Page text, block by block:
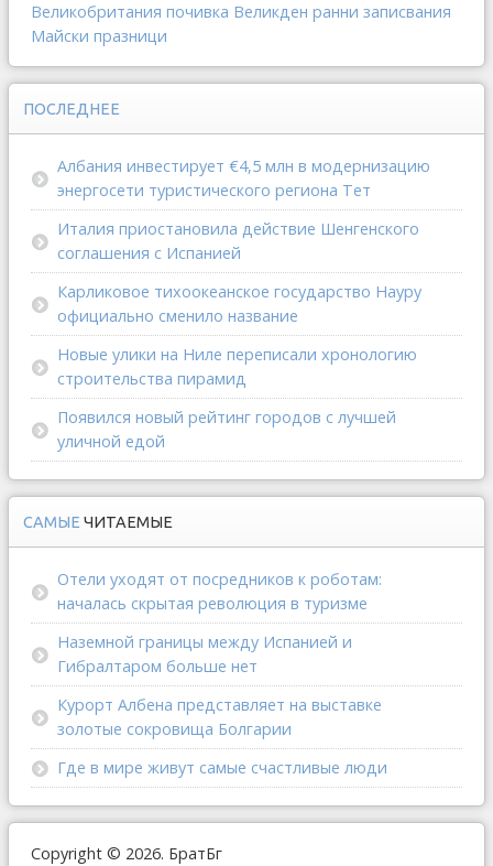
Великобритания почивка Великден ранни записвания
Майски празници
ПОСЛЕДНЕЕ
Албания инвестирует €4,5 млн в модернизацию
энергосети туристического региона Тет
Италия приостановила действие Шенгенского
соглашения с Испанией
Карликовое тихоокеанское государство Науру
официально сменило название
Новые улики на Ниле переписали хронологию
строительства пирамид
Появился новый рейтинг городов с лучшей
уличной едой
САМЫЕ ЧИТАЕМЫЕ
Отели уходят от посредников к роботам:
началась скрытая революция в туризме
Наземной границы между Испанией и
Гибралтаром больше нет
Курорт Албена представляет на выставке
золотые сокровища Болгарии
Где в мире живут самые счастливые люди
Copyright © 2026. БратБг